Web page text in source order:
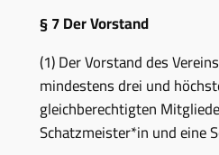
§ 7 Der Vorstand
(1) Der Vorstand des
mindestens dreiund
gleichberechtigten
Schatzmeister*in und eine